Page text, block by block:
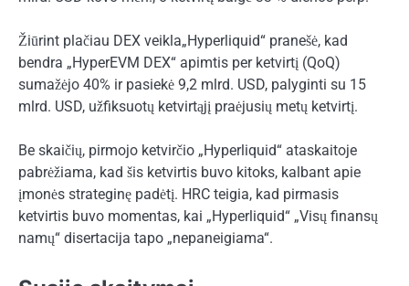
Žiūrint plačiau DEX veikla„Hyperliquid“ pranešė, kad
bendra „HyperEVM DEX“ apimtis per ketvirtį (QoQ)
sumažėjo 40% ir pasiekė 9,2 mlrd. USD, palyginti su 15
mlrd. USD, užfiksuotų ketvirtąjį praėjusių metų ketvirtį.
Be skaičių, pirmojo ketvirčio „Hyperliquid“ ataskaitoje
pabrėžiama, kad šis ketvirtis buvo kitoks, kalbant apie
įmonės strateginę padėtį. HRC teigia, kad pirmasis
ketvirtis buvo momentas, kai „Hyperliquid“ „Visų finansų
namų“ disertacija tapo „nepaneigiama“.